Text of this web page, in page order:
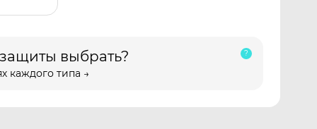
выбрать?
каждого типа →